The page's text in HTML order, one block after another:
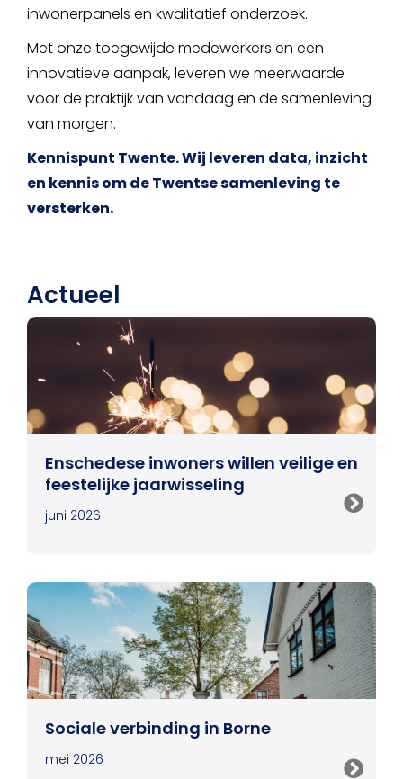
inwonerpanels en kwalitatief onderzoek.
Met onze toegewijde medewerkers en een
innovatieve aanpak, leveren we meerwaarde
voor de praktijk van vandaag en de samenleving
van morgen.
Kennispunt Twente. Wij leveren data, inzicht
en kennis om de Twentse samenleving te
versterken.
Actueel
Enschedese inwoners willen veilige en
feestelijke jaarwisseling
juni 2026
Sociale verbinding in Borne
mei 2026